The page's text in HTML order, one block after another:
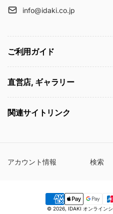
info@idaki.co.jp
ご利用ガイド
直営店, ギャラリー
関連サイトリンク
アカウント情報 検索
© 2026, IDAKI オンライン